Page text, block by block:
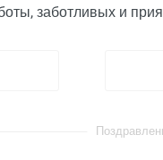
заботливых и